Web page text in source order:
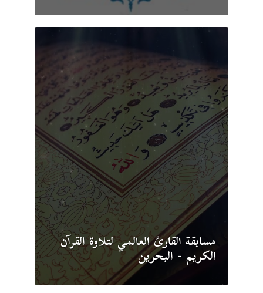
مسابقة القارئ العالمي لتلاوة القرآن
الكريم - البحرين